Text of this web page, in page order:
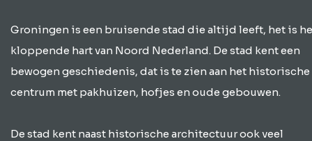
Groningen is een bruisende stad die altijd leeft, het is
kloppende hart van Noord Nederland. De stad kent een
bewogen geschiedenis, dat is te zien aan het historische
centrum met pakhuizen, hofjes en oude gebouwen.
De stad kent naast historische architectuur ook veel